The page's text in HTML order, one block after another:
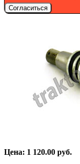
Согласиться
Цена: 1 120.00 руб.